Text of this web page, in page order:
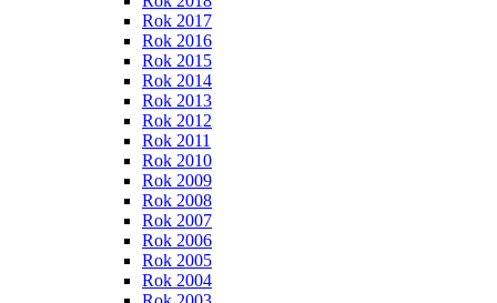
Rok 2017
Rok 2016
Rok 2015
Rok 2014
Rok 2013
Rok 2012
Rok 2011
Rok 2010
Rok 2009
Rok 2008
Rok 2007
Rok 2006
Rok 2005
Rok 2004